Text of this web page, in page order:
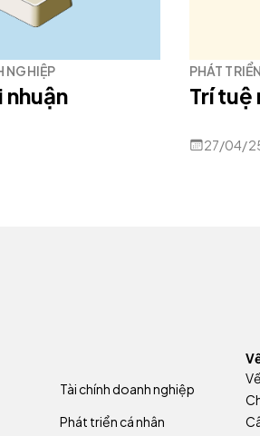
NGHIỆP
nhuận
PHÁT
Trí tuệ
27/04/
Tài chính doanh nghiệp
Phát triển cá nhân